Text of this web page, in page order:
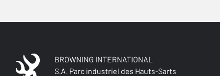
BROWNING INTERNATIONAL
S.A. Parc industriel des Hauts-Sarts